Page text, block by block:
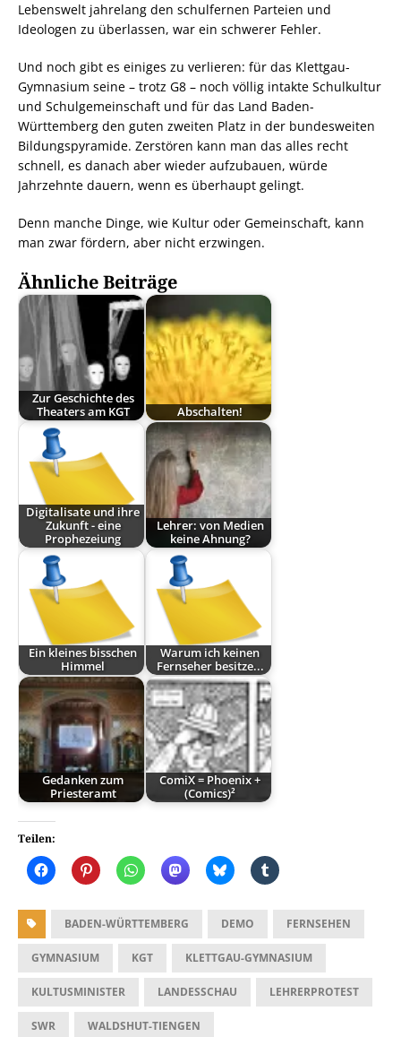
Lebenswelt jahrelang den schulfernen Parteien und
Ideologen zu überlassen, war ein schwerer Fehler.
Und noch gibt es einiges zu verlieren: für das Klettgau-
Gymnasium seine – trotz G8 – noch völlig intakte Schulkultur
und Schulgemeinschaft und für das Land Baden-
Württemberg den guten zweiten Platz in der bundesweiten
Bildungspyramide. Zerstören kann man das alles recht
schnell, es danach aber wieder aufzubauen, würde
Jahrzehnte dauern, wenn es überhaupt gelingt.
Denn manche Dinge, wie Kultur oder Gemeinschaft, kann
man zwar fördern, aber nicht erzwingen.
Ähnliche Beiträge
Zur Geschichte des
Theaters am KGT
Abschalten!
Digitalisate und ihre
Zukunft - eine
Prophezeiung
Lehrer: von Medien
keine Ahnung?
Ein kleines bisschen
Himmel
Warum ich keinen
Fernseher besitze...
Gedanken zum
Priesteramt
ComiX = Phoenix +
(Comics)²
Teilen:
BADEN-WÜRTTEMBERG DEMO FERNSEHEN
GYMNASIUM KGT KLETTGAU-GYMNASIUM
KULTUSMINISTER LANDESSCHAU LEHRERPROTEST
SWR WALDSHUT-TIENGEN